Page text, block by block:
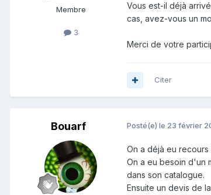
Membre
3
Vous est-il déjà
cas, avez-vous un
Merci de votre
Citer
Bouarf Posté(e) le 23 février
On a déjà eu
On a eu besoin d'un
dans son catalogue.
Ensuite un devis de